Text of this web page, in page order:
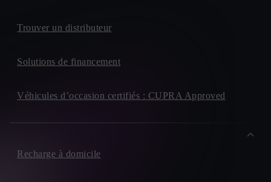
Trouver un distributeur
Solutions de financement
Véhicules d’occasion certifiés : CUPRA Approved
Recharge à domicile